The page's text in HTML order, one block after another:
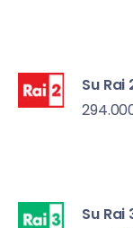
Su Rai
Su Rai